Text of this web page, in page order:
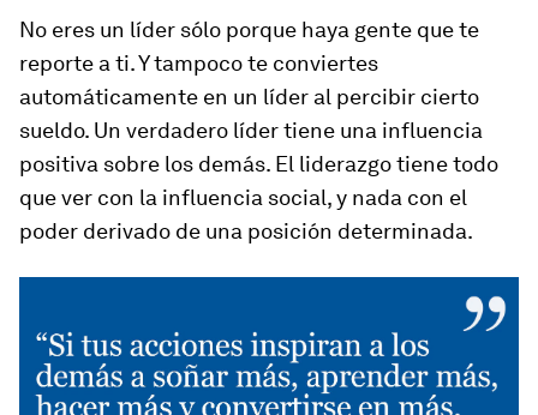
No eres un líder sólo porque haya gente que te
reporte a ti. Y tampoco te conviertes
automáticamente en un líder al percibir cierto
sueldo. Un verdadero líder tiene una influencia
positiva sobre los demás. El liderazgo tiene todo
que ver con la influencia social, y nada con el
poder derivado de una posición determinada.